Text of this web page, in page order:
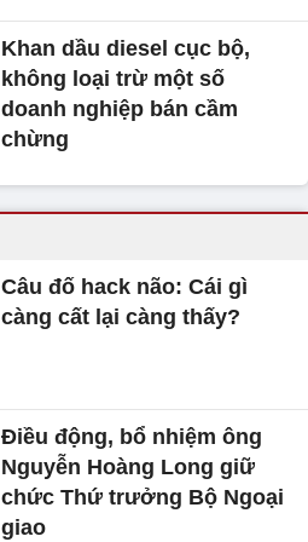
Khan dầu diesel cục bộ,
không loại trừ một số
doanh nghiệp bán cầm
chừng
Câu đố hack não: Cái gì
càng cất lại càng thấy?
Điều động, bổ nhiệm ông
Nguyễn Hoàng Long giữ
chức Thứ trưởng Bộ Ngoại
giao